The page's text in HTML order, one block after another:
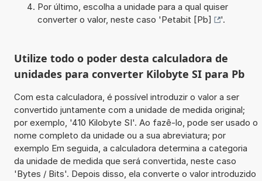
Por último, escolha a unidade para a qual quiser
converter o valor, neste caso 'Petabit [Pb] '.
Utilize todo o poder desta calculadora de
unidades para converter Kilobyte SI para Pb
Com esta calculadora, é possível introduzir o valor a ser
convertido juntamente com a unidade de medida original;
por exemplo, '410 Kilobyte SI'. Ao fazê-lo, pode ser usado o
nome completo da unidade ou a sua abreviatura; por
exemplo Em seguida, a calculadora determina a categoria
da unidade de medida que será convertida, neste caso
'Bytes / Bits'. Depois disso, ela converte o valor introduzido